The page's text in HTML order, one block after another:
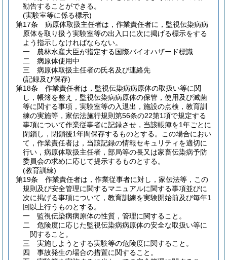
勧告することができる。
(実験室等に係る標示)
第17条
病原体取扱主任者は，作業責任者に，監視伝染病病
原体を取り扱う実験室等の出入口に次に掲げる標示をする
よう指示しなければならない。
一
農林水産大臣が指定する国際バイオハザード標識
二
病原体使用中
三
病原体取扱主任者の氏名及び連絡先
(記録及び保存)
第18条
作業責任者は，監視伝染病病原体の取扱い等に関
し，帳簿を整え，監視伝染病病原体の保管，使用及び滅菌
等に関する事項，実験室等の入退出，施設の点検，教育訓
練の実施等，家伝法施行規則第56条の22第1項で規定する
事項について作業従事者に記録させ，当該帳簿を1年ごとに
閉鎖し，閉鎖後1年間保存するものとする。
この場合におい
て，作業責任者は，当該記録の情報セキュリティを適切に
行い，病原体取扱主任者，部局等の長又は家畜伝染病予防
委員会の求めに応じて提示するものとする。
(教育訓練)
第19条
作業責任者は，作業従事者に対し，家伝法等，この
規則及び安全管理に関するマニュアルに関する事項並びに
次に掲げる事項について，教育訓練を実験開始前及び毎年1
回以上行うものとする。
一
監視伝染病病原体の性質，管理に関すること。
二
危険度に応じた監視伝染病病原体の安全な取扱い等に
関すること。
三
実施しようとする実験等の危険度に関すること。
四
事故発生の場合の措置に関すること。